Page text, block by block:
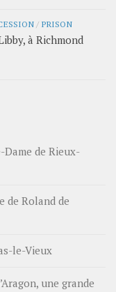
/ PRISON
à Richmond
Dame de Rieux-
de Roland de
le-Vieux
une grande